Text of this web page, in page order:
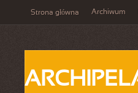
Strona główna Archiwum